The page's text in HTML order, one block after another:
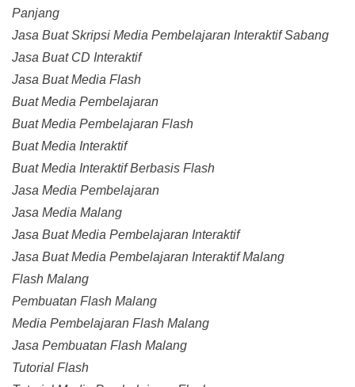
Panjang
Jasa Buat Skripsi Media Pembelajaran Interaktif Sabang
Jasa Buat CD Interaktif
Jasa Buat Media Flash
Buat Media Pembelajaran
Buat Media Pembelajaran Flash
Buat Media Interaktif
Buat Media Interaktif Berbasis Flash
Jasa Media Pembelajaran
Jasa Media Malang
Jasa Buat Media Pembelajaran Interaktif
Jasa Buat Media Pembelajaran Interaktif Malang
Flash Malang
Pembuatan Flash Malang
Media Pembelajaran Flash Malang
Jasa Pembuatan Flash Malang
Tutorial Flash